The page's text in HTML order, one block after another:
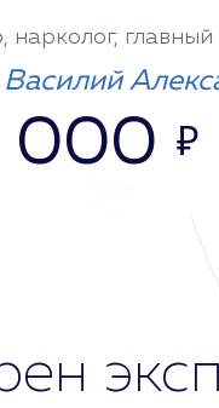
нарколог, главный
000 ₽